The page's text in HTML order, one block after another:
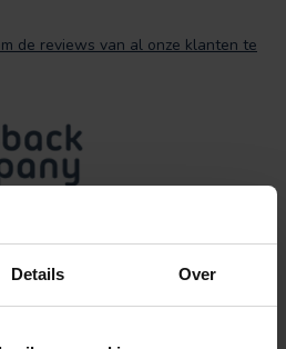
Details Over
de reviews van al onze klanten te